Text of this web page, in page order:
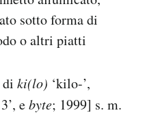
sotto forma di
o altri piatti
ki(lo) ‘kilo-’,
ebyte; 1999] s. m.